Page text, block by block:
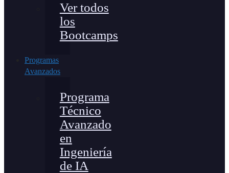
Ver todos
los
Bootcamps
Programas
Avanzados
Programa
Técnico
Avanzado
en
Ingeniería
de IA